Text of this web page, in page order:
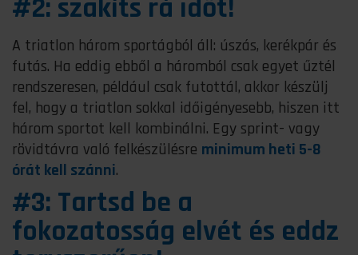
#2: szakíts rá időt!
A triatlon három sportágból áll: úszás, kerékpár és
futás. Ha eddig ebből a háromból csak egyet űztél
rendszeresen, például csak futottál, akkor készülj
fel, hogy a triatlon sokkal időigényesebb, hiszen itt
három sportot kell kombinálni. Egy sprint- vagy
rövidtávra való felkészülésre minimum heti 5-8
órát kell szánni.
#3: Tartsd be a
fokozatosság elvét és eddz